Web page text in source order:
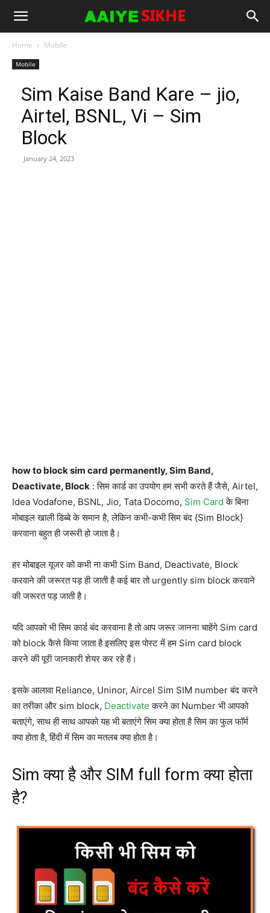
Home Mobile
Mobile
Sim Kaise Band Kare – jio,
Airtel, BSNL, Vi – Sim
Block
January 24, 2023
how to block sim card permanently, Sim Band,
Deactivate, Block : सिम कार्ड का उपयोग हम सभी करते हैं जैसे, Airtel,
Idea Vodafone, BSNL, Jio, Tata Docomo, Sim Card के बिना
मोबाइल खाली डिब्बे के समान है, लेकिन कभी-कभी सिम बंद {Sim Block}
करवाना बहुत ही जरूरी हो जाता है।
हर मोबाइल यूजर को कभी ना कभी Sim Band, Deactivate, Block
करवाने की जरूरत पड़ ही जाती है कई बार तो urgently sim block करवाने
की जरूरत पड़ जाती है।
यदि आपको भी सिम कार्ड बंद करवाना है तो आप जरूर जानना चाहेंगे Sim card
को block कैसे किया जाता है इसलिए इस पोस्ट में हम Sim card block
करने की पूरी जानकारी शेयर कर रहे हैं।
इसके आलावा Reliance, Uninor, Aircel Sim SIM number बंद करने
का तरीका और sim block, Deactivate करने का Number भी आपको
बताएंगे, साथ ही साथ आपको यह भी बताएंगे सिम क्या होता है सिम का फुल फॉर्म
क्या होता है, हिंदी में सिम का मतलब क्या होता है।
Sim क्या है और SIM full form क्या होता
है?